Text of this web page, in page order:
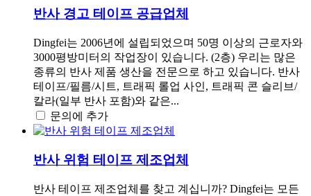
반사 경고 테이프 공급업체
Dingfei는 2006년에 설립되었으며 50명 이상의 근로자와
3000평방미터의 작업장이 있습니다. (2층) 우리는 많은
종류의 반사 제품 생산을 전문으로 하고 있습니다. 반사
테이프/필름/시트, 트래픽 롤업 사인, 트래픽 콘 슬리브/
칼라(일부 반사 포함)와 같은...
문의에 추가
반사 위험 테이프 제조업체
반사 테이프 제조업체를 찾고 계십니까? Dingfei는 모든